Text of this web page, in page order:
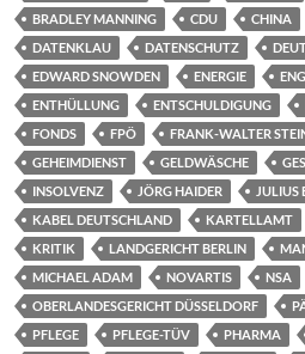
BRADLEY MANNING
CDU CHINA
DATENKLAU
DATENSCHUTZ
EDWARD SNOWDEN
ENERGIE
ENTHÜLLUNG
ENTSCHULDIGUNG
FONDS
FPÖ FRANK-WALTER
GEHEIMDIENST
GELDWÄSCHE
INSOLVENZ
JÖRG HAIDER JULIUS
KABEL DEUTSCHLAND
KARTELLAMT
KRITIK
LANDGERICHT BERLIN
MICHAEL ADAM
NOVARTIS
NSA
OBERLANDESGERICHT DÜSSELDORF
PFLEGE
PFLEGE-TÜV PHARMA